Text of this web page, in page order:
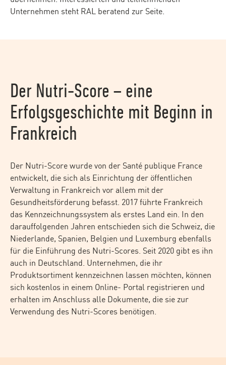
Unternehmen steht RAL beratend zur Seite.
Der Nutri-Score – eine
Erfolgsgeschichte mit Beginn in
Frankreich
Der Nutri-Score wurde von der Santé publique France
entwickelt, die sich als Einrichtung der öffentlichen
Verwaltung in Frankreich vor allem mit der
Gesundheitsförderung befasst. 2017 führte Frankreich
das Kennzeichnungssystem als erstes Land ein. In den
darauffolgenden Jahren entschieden sich die Schweiz, die
Niederlande, Spanien, Belgien und Luxemburg ebenfalls
für die Einführung des Nutri-Scores. Seit 2020 gibt es ihn
auch in Deutschland. Unternehmen, die ihr
Produktsortiment kennzeichnen lassen möchten, können
sich kostenlos in einem Online- Portal registrieren und
erhalten im Anschluss alle Dokumente, die sie zur
Verwendung des Nutri-Scores benötigen.